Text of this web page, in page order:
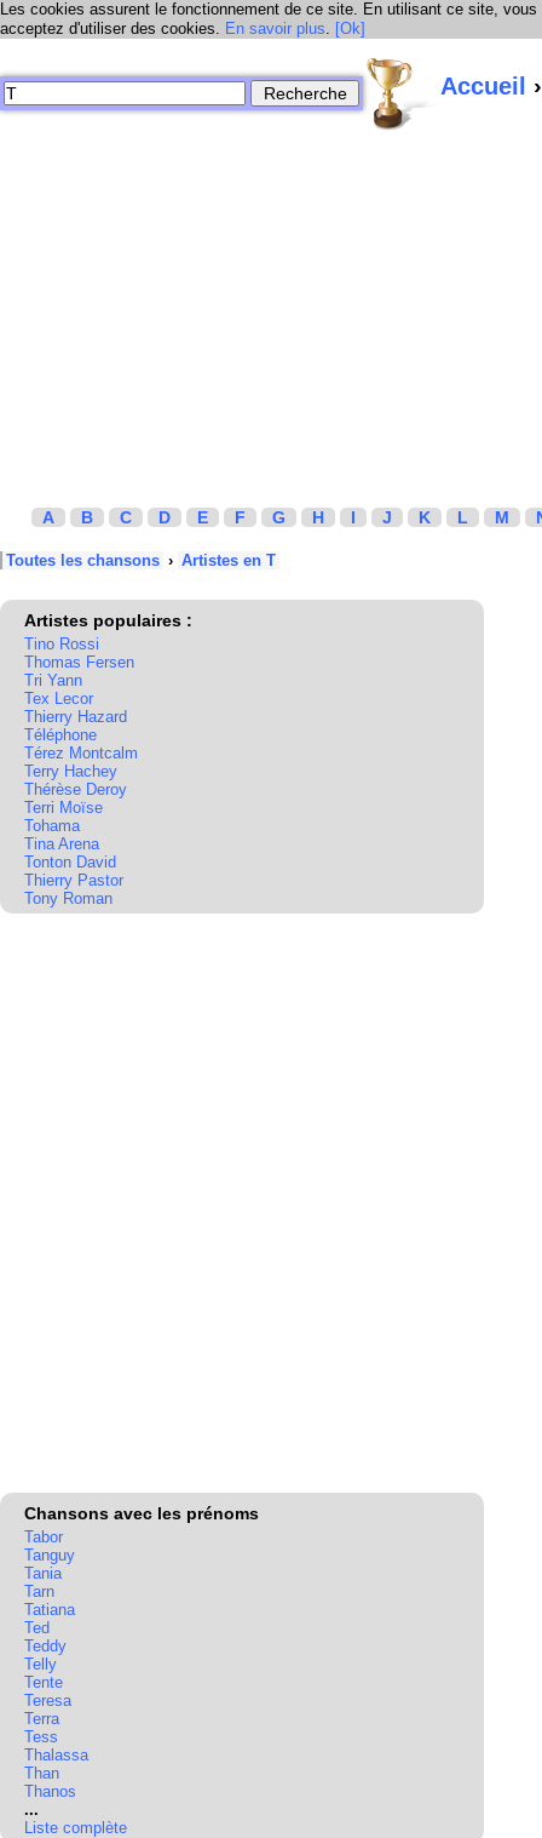
Les cookies assurent le fonctionnement de ce site. En utilisant ce site, vous
acceptez d'utiliser des cookies. En savoir plus. [Ok]
Accueil
A B C D E F G H I J K L M
Toutes les chansons › Artistes en T
Artistes populaires :
Tino Rossi
Thomas Fersen
Tri Yann
Tex Lecor
Thierry Hazard
Téléphone
Térez Montcalm
Terry Hachey
Thérèse Deroy
Terri Moïse
Tohama
Tina Arena
Tonton David
Thierry Pastor
Tony Roman
Chansons avec les prénoms
Tabor
Tanguy
Tania
Tarn
Tatiana
Ted
Teddy
Telly
Tente
Teresa
Terra
Tess
Thalassa
Than
Thanos
...
Liste complète